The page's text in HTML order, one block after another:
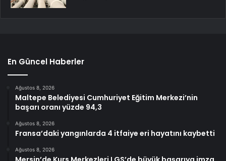
En Güncel Haberler
Ağustos 8, 2026
Maltepe Belediyesi Cumhuriyet Eğitim Merkezi’nin
başarı oranı yüzde 94,3
Ağustos 8, 2026
Fransa’daki yangınlarda 4 itfaiye eri hayatını kaybetti
Ağustos 8, 2026